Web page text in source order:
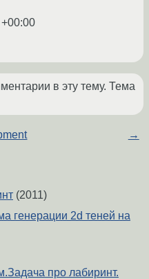
в эту тему. Тема
→
(2011)
генерации 2d теней на
про лабиринт.